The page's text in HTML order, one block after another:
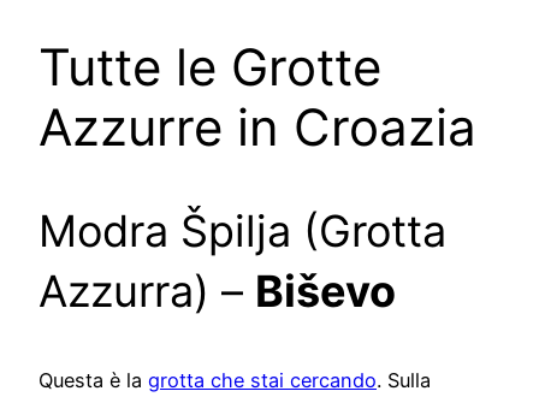
Tutte le Grotte
Azzurre in Croazia
Modra Špilja (Grotta
Azzurra) – Biševo
Questa è la grotta che stai cercando. Sulla